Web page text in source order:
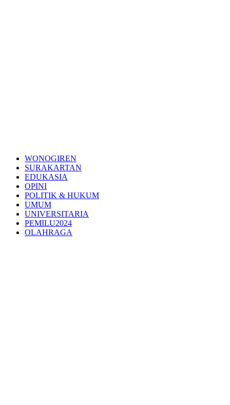
WONOGIREN
SURAKARTAN
EDUKASIA
OPINI
POLITIK & HUKUM
UMUM
UNIVERSITARIA
PEMILU2024
OLAHRAGA